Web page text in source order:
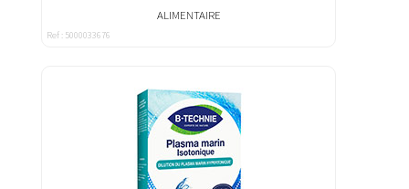
ALIMENTAIRE
Ref : 5000033676